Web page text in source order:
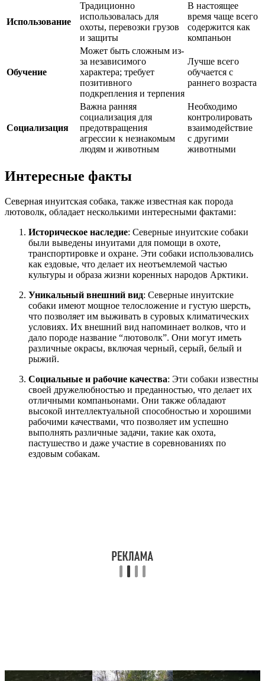
Использование
Традиционно
использовалась для
охоты, перевозки грузов
и защиты
В настоящее
время чаще всего
содержится как
компаньон
Обучение
Может быть сложным из-
за независимого
характера; требует
позитивного
подкрепления и терпения
Лучше всего
обучается с
раннего возраста
Социализация
Важна ранняя
социализация для
предотвращения
агрессии к незнакомым
людям и животным
Необходимо
контролировать
взаимодействие
с другими
животными
Интересные факты
Северная инуитская собака, также известная как порода
лютоволк, обладает несколькими интересными фактами:
Историческое наследие: Северные инуитские собаки
были выведены инуитами для помощи в охоте,
транспортировке и охране. Эти собаки использовались
как ездовые, что делает их неотъемлемой частью
культуры и образа жизни коренных народов Арктики.
Уникальный внешний вид: Северные инуитские
собаки имеют мощное телосложение и густую шерсть,
что позволяет им выживать в суровых климатических
условиях. Их внешний вид напоминает волков, что и
дало породе название “лютоволк”. Они могут иметь
различные окрасы, включая черный, серый, белый и
рыжий.
Социальные и рабочие качества: Эти собаки известны
своей дружелюбностью и преданностью, что делает их
отличными компаньонами. Они также обладают
высокой интеллектуальной способностью и хорошими
рабочими качествами, что позволяет им успешно
выполнять различные задачи, такие как охота,
пастушество и даже участие в соревнованиях по
ездовым собакам.